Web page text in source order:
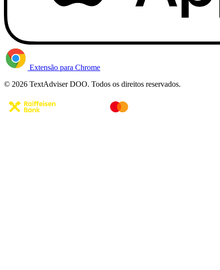
Extensão para Chrome
© 2026 TextAdviser DOO. Todos os direitos reservados.